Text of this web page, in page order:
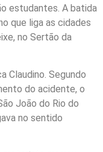
estudantes. A batida
que liga as cidades
no Sertão da
Claudino. Segundo
do acidente, o
João do Rio do
no sentido